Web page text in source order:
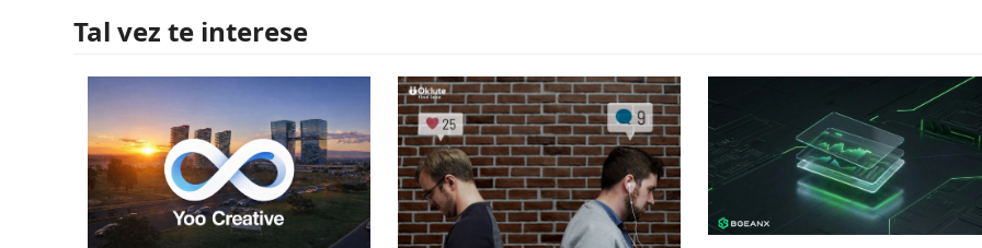
Tal vez te interese